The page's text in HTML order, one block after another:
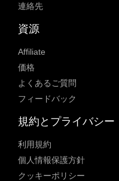
連絡先
資源
Affiliate
価格
よくあるご質問
フィードバック
規約とプライバシー
利用規約
個人情報保護方針
クッキーポリシー